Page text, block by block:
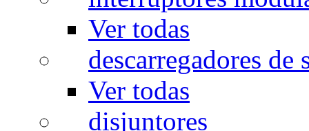
Ver todas
descarregadores de
Ver todas
disjuntores